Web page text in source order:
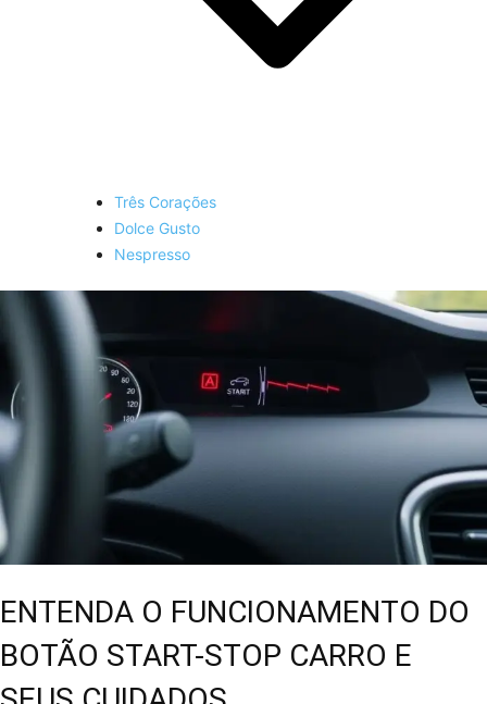
Três Corações
Dolce Gusto
Nespresso
ENTENDA O FUNCIONAMENTO DO
BOTÃO START-STOP CARRO E